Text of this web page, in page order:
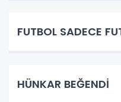
FUTBOL SADECE
HÜNKAR BEĞENDİ